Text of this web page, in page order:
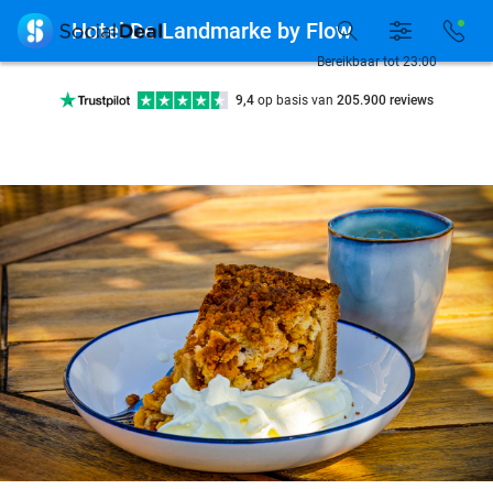
Ontdek 15.000+ deals
10+ miljoen leden
9,4 op basis van205.900 reviews
Ontdek 15.000+ deals
7 dagen per week beschikbaar
10+ miljoen leden
Bereikbaar tot 23:00
 Hotel De Landmarke by Flow